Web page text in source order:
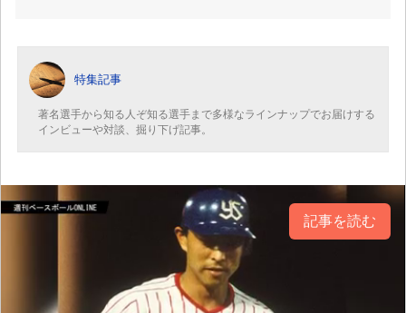
特集記事
著名選手から知る人ぞ知る選手まで多様なラインナップでお届けする
インビューや対談、掘り下げ記事。
記事を読む